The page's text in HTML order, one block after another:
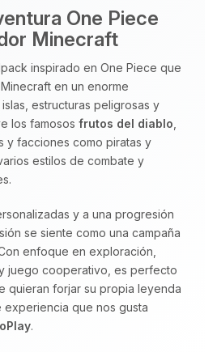
One Piece
Minecraft
inspirado en One Piece que
en un enorme
estructuras peligrosas y
los famosos frutos del diablo
y facciones como piratas y
estilos de combate y
y a una progresión
se siente como una campaña
enfoque en exploración,
juego cooperativo, es perfecto
quieran forjar su propia leyenda
experiencia que nos gusta
.